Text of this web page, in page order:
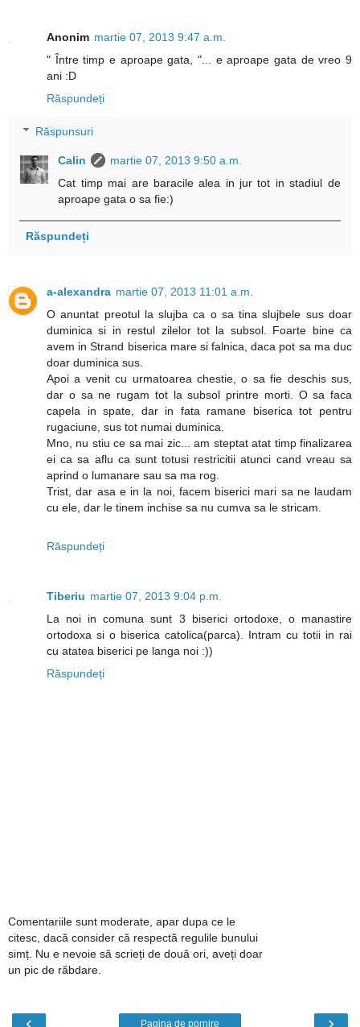
Anonim martie 07, 2013 9:47 a.m.
" Între timp e aproape gata, "... e aproape gata de vreo 9
ani :D
Răspundeți
Răspunsuri
Calin
martie 07, 2013 9:50 a.m.
Cat timp mai are baracile alea in jur tot in stadiul de
aproape gata o sa fie:)
Răspundeți
a-alexandra martie 07, 2013 11:01 a.m.
O anuntat preotul la slujba ca o sa tina slujbele sus doar
duminica si in restul zilelor tot la subsol. Foarte bine ca
avem in Strand biserica mare si falnica, daca pot sa ma duc
doar duminica sus.
Apoi a venit cu urmatoarea chestie, o sa fie deschis sus,
dar o sa ne rugam tot la subsol printre morti. O sa faca
capela in spate, dar in fata ramane biserica tot pentru
rugaciune, sus tot numai duminica.
Mno, nu stiu ce sa mai zic... am steptat atat timp finalizarea
ei ca sa aflu ca sunt totusi restricitii atunci cand vreau sa
aprind o lumanare sau sa ma rog.
Trist, dar asa e in la noi, facem biserici mari sa ne laudam
cu ele, dar le tinem inchise sa nu cumva sa le stricam.
Răspundeți
Tiberiu martie 07, 2013 9:04 p.m.
La noi in comuna sunt 3 biserici ortodoxe, o manastire
ortodoxa si o biserica catolica(parca). Intram cu totii in rai
cu atatea biserici pe langa noi :))
Răspundeți
Comentariile sunt moderate, apar dupa ce le
citesc, dacă consider că respectă regulile bunului
simț. Nu e nevoie să scrieți de două ori, aveți doar
un pic de răbdare.
Pagina de pornire